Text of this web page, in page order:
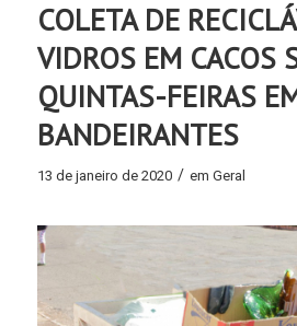
COLETA DE
VIDROS EM CACOS
QUINTAS-FEIRAS
BANDEIRANTES
13 de janeiro de 2020 / em Geral